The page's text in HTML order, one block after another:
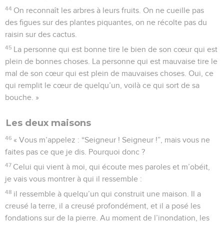
44 On reconnaît les arbres à leurs fruits. On ne cueille pas
des figues sur des plantes piquantes, on ne récolte pas du
raisin sur des cactus.
45 La personne qui est bonne tire le bien de son cœur qui est
plein de bonnes choses. La personne qui est mauvaise tire le
mal de son cœur qui est plein de mauvaises choses. Oui, ce
qui remplit le cœur de quelqu’un, voilà ce qui sort de sa
bouche. »
Les deux maisons
46 « Vous m’appelez : “Seigneur ! Seigneur !”, mais vous ne
faites pas ce que je dis. Pourquoi donc ?
47 Celui qui vient à moi, qui écoute mes paroles et m’obéit,
je vais vous montrer à qui il ressemble :
48 il ressemble à quelqu’un qui construit une maison. Il a
creusé la terre, il a creusé profondément, et il a posé les
fondations sur de la pierre. Au moment de l’inondation, les